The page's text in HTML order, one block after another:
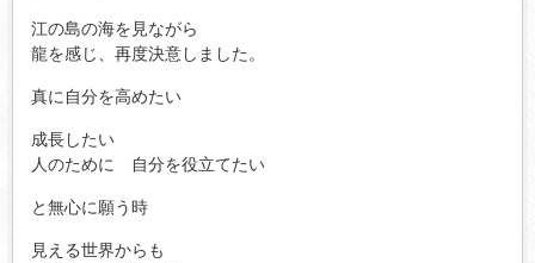
江の島の海を見ながら
龍を感じ、再度決意しました。
真に自分を高めたい
成長したい
人のために 自分を役立てたい
と無心に願う時
見える世界からも